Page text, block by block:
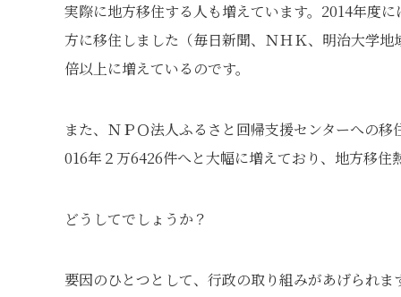
実際に地方移住する人も増えています。2014年度
方に移住しました（毎日新聞、ＮＨＫ、明治大学
倍以上に増えているのです。
また、ＮＰＯ法人ふるさと回帰支援センターへの
016年２万6426件へと大幅に増えており、地方移
どうしてでしょうか？
要因のひとつとして、行政の取り組みがあげられ